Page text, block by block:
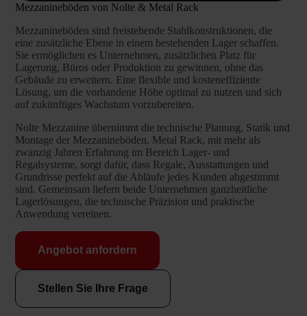
Mezzanineböden von Nolte & Metal Rack
Mezzanineböden sind freistehende Stahlkonstruktionen, die
eine zusätzliche Ebene in einem bestehenden Lager schaffen.
Sie ermöglichen es Unternehmen, zusätzlichen Platz für
Lagerung, Büros oder Produktion zu gewinnen, ohne das
Gebäude zu erweitern. Eine flexible und kosteneffiziente
Lösung, um die vorhandene Höhe optimal zu nutzen und sich
auf zukünftiges Wachstum vorzubereiten.
Nolte Mezzanine übernimmt die technische Planung, Statik und
Montage der Mezzanineböden. Metal Rack, mit mehr als
zwanzig Jahren Erfahrung im Bereich Lager- und
Regalsysteme, sorgt dafür, dass Regale, Ausstattungen und
Grundrisse perfekt auf die Abläufe jedes Kunden abgestimmt
sind. Gemeinsam liefern beide Unternehmen ganzheitliche
Lagerlösungen, die technische Präzision und praktische
Anwendung vereinen.
Angebot anfordern
Stellen Sie Ihre Frage